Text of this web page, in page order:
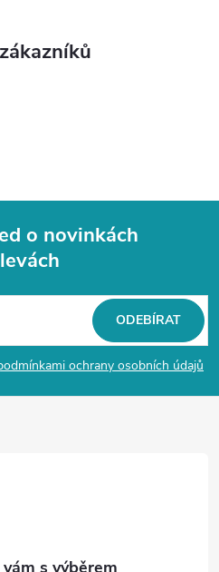
o novinkách
ochrany osobních údajů
ODEBÍRAT